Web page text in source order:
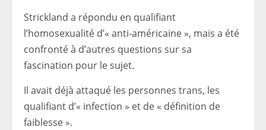
Strickland a répondu en qualifiant
l’homosexualité d’« anti-américaine », mais a été
confronté à d’autres questions sur sa
fascination pour le sujet.
Il avait déjà attaqué les personnes trans, les
qualifiant d’« infection » et de « définition de
faiblesse ».